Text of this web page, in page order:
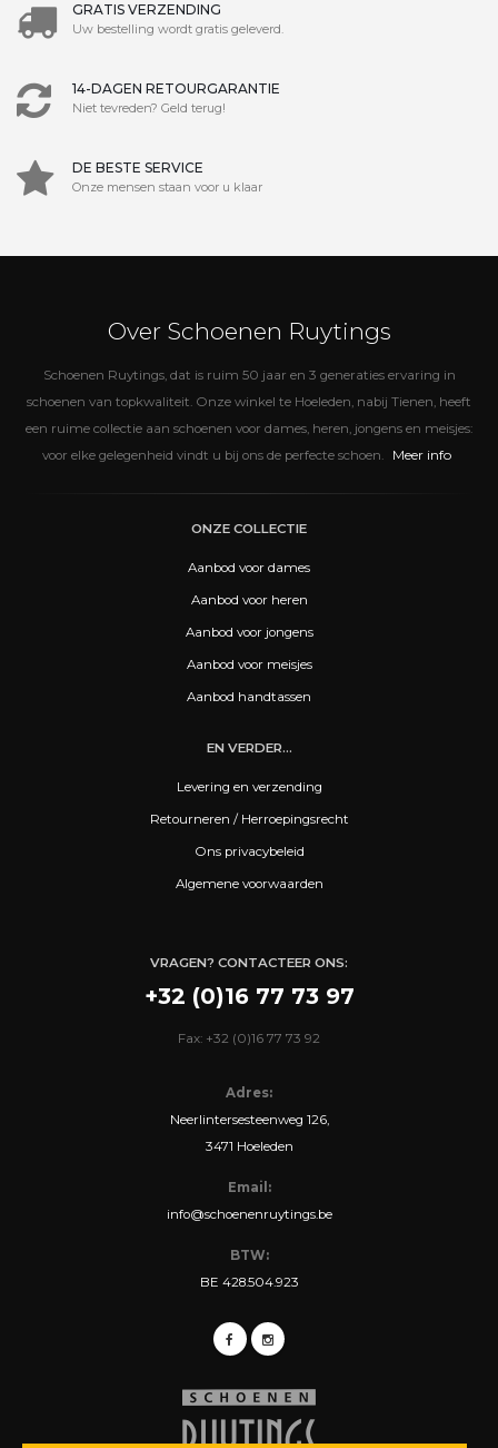
GRATIS VERZENDING
Uw bestelling wordt gratis geleverd.
14-DAGEN RETOURGARANTIE
Niet tevreden? Geld terug!
DE BESTE SERVICE
Onze mensen staan voor u klaar
Over Schoenen Ruytings
Schoenen Ruytings, dat is ruim 50 jaar en 3 generaties ervaring in
schoenen van topkwaliteit. Onze winkel te Hoeleden, nabij Tienen, heeft
een ruime collectie aan schoenen voor dames, heren, jongens en meisjes:
voor elke gelegenheid vindt u bij ons de perfecte schoen.
Meer info
ONZE COLLECTIE
Aanbod voor dames
Aanbod voor heren
Aanbod voor jongens
Aanbod voor meisjes
Aanbod handtassen
EN VERDER...
Levering en verzending
Retourneren / Herroepingsrecht
Ons privacybeleid
Algemene voorwaarden
VRAGEN? CONTACTEER ONS:
+32 (0)16 77 73 97
Fax: +32 (0)16 77 73 92
Adres:
Neerlintersesteenweg 126,
3471 Hoeleden
Email:
info@schoenenruytings.be
BTW:
BE 428.504.923